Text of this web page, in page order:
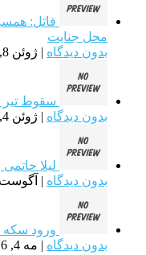
قاتل:
محل جنایت
بدون دیدگاه | ژوئن 8, 2016
سقوط
بدون دیدگاه | ژوئن 4, 2016
لیلا
بدون دیدگاه | آگوست 17, 2016
ورود سکه 10 هزار تومانی به بازار؟! +عکس
بدون دیدگاه | مه 4, 2016